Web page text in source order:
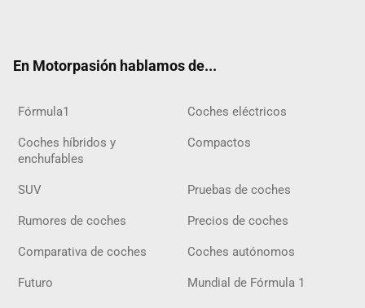
En Motorpasión hablamos de...
Fórmula1 Coches eléctricos
Coches híbridos y
enchufables
Compactos
SUV Pruebas de coches
Rumores de coches Precios de coches
Comparativa de coches Coches autónomos
Futuro Mundial de Fórmula 1